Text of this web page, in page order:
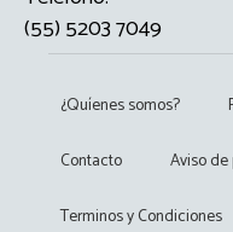
(55) 5203 7049
¿Quíenes somos?
Contacto Aviso
Terminos y Condiciones